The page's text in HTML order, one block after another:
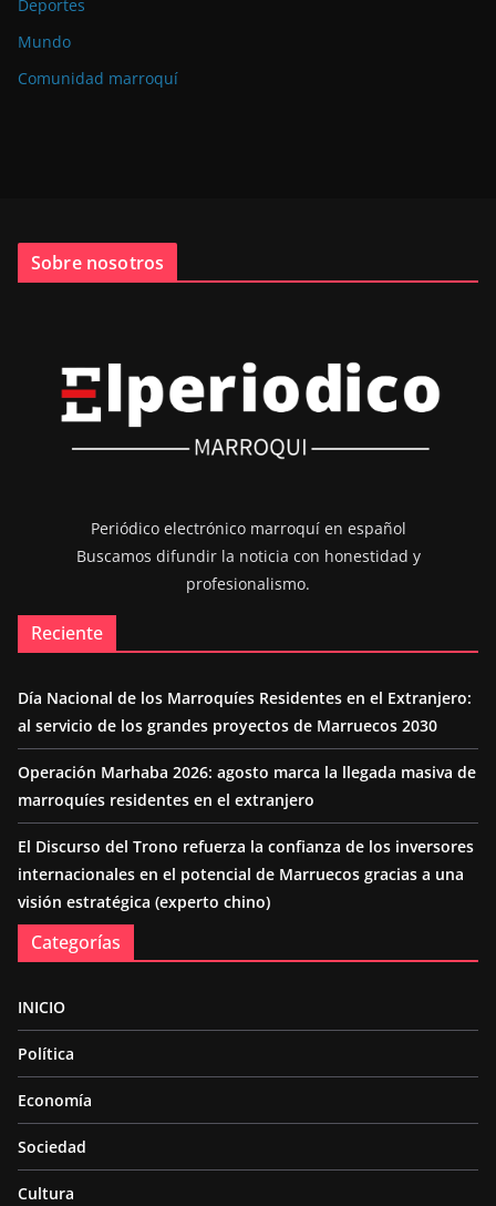
Deportes
Mundo
Comunidad marroquí
Sobre nosotros
Periódico electrónico marroquí en español
Buscamos difundir la noticia con honestidad y
profesionalismo.
Reciente
Día Nacional de los Marroquíes Residentes en el Extranjero:
al servicio de los grandes proyectos de Marruecos 2030
Operación Marhaba 2026: agosto marca la llegada masiva de
marroquíes residentes en el extranjero
El Discurso del Trono refuerza la confianza de los inversores
internacionales en el potencial de Marruecos gracias a una
visión estratégica (experto chino)
Categorías
INICIO
Política
Economía
Sociedad
Cultura